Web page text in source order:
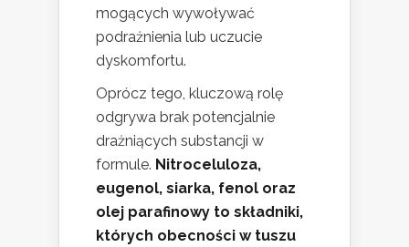
mogących wywoływać
podrażnienia lub uczucie
dyskomfortu.
Oprócz tego, kluczową rolę
odgrywa brak potencjalnie
drażniących substancji w
formule. Nitroceluloza,
eugenol, siarka, fenol oraz
olej parafinowy to składniki,
których obecności w tuszu